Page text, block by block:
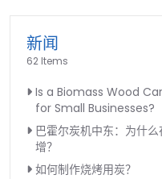
新闻
62 Items
Is a Biomass Wood
for Small Businesses?
巴霍尔炭机中东：为什
增？
如何制作烧烤用炭？